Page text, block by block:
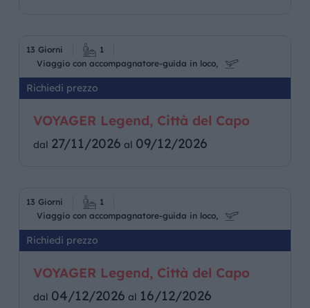
13 Giorni
1
Viaggio con accompagnatore-guida in loco,
Richiedi prezzo
VOYAGER Legend, Città del Capo
dal 27/11/2026 al 09/12/2026
13 Giorni
1
Viaggio con accompagnatore-guida in loco,
Richiedi prezzo
VOYAGER Legend, Città del Capo
dal 04/12/2026 al 16/12/2026